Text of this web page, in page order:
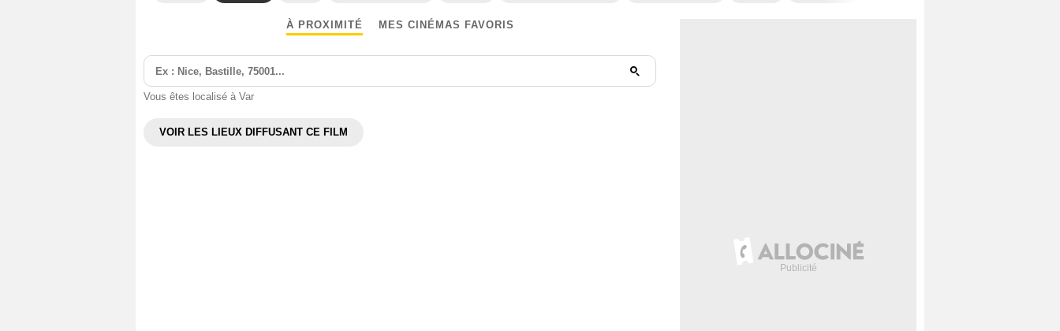
À PROXIMITÉ MES CINÉMAS FAVORIS
Vous êtes localisé à Var
VOIR LES LIEUX DIFFUSANT CE FILM